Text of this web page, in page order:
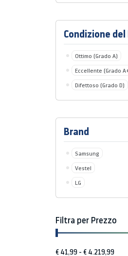
Condizione
Ottimo (Grado A)
Eccellente (Grado
Difettoso (Grado D)
Brand
Samsung
Vestel
LG
Filtra per Prezzo